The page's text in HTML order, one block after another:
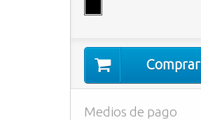
Comprar
Medios de pago